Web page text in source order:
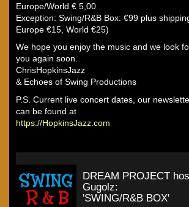
Europe/World € 5,00
Exception: Swing/R&B Box: €99 plus
Europe €15, World €25)
We hope you enjoy the music and we look
you again soon.
ChrisHopkinsJazz
& Echoes of Swing Productions
P.S. Current live concert dates, our
can be found at
https://HopkinsJazz.com
DREAM PROJECT
Gugolz:
'SWING/R&B BOX'